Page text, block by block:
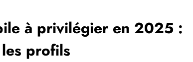
à privilégier en 2025 :
profils